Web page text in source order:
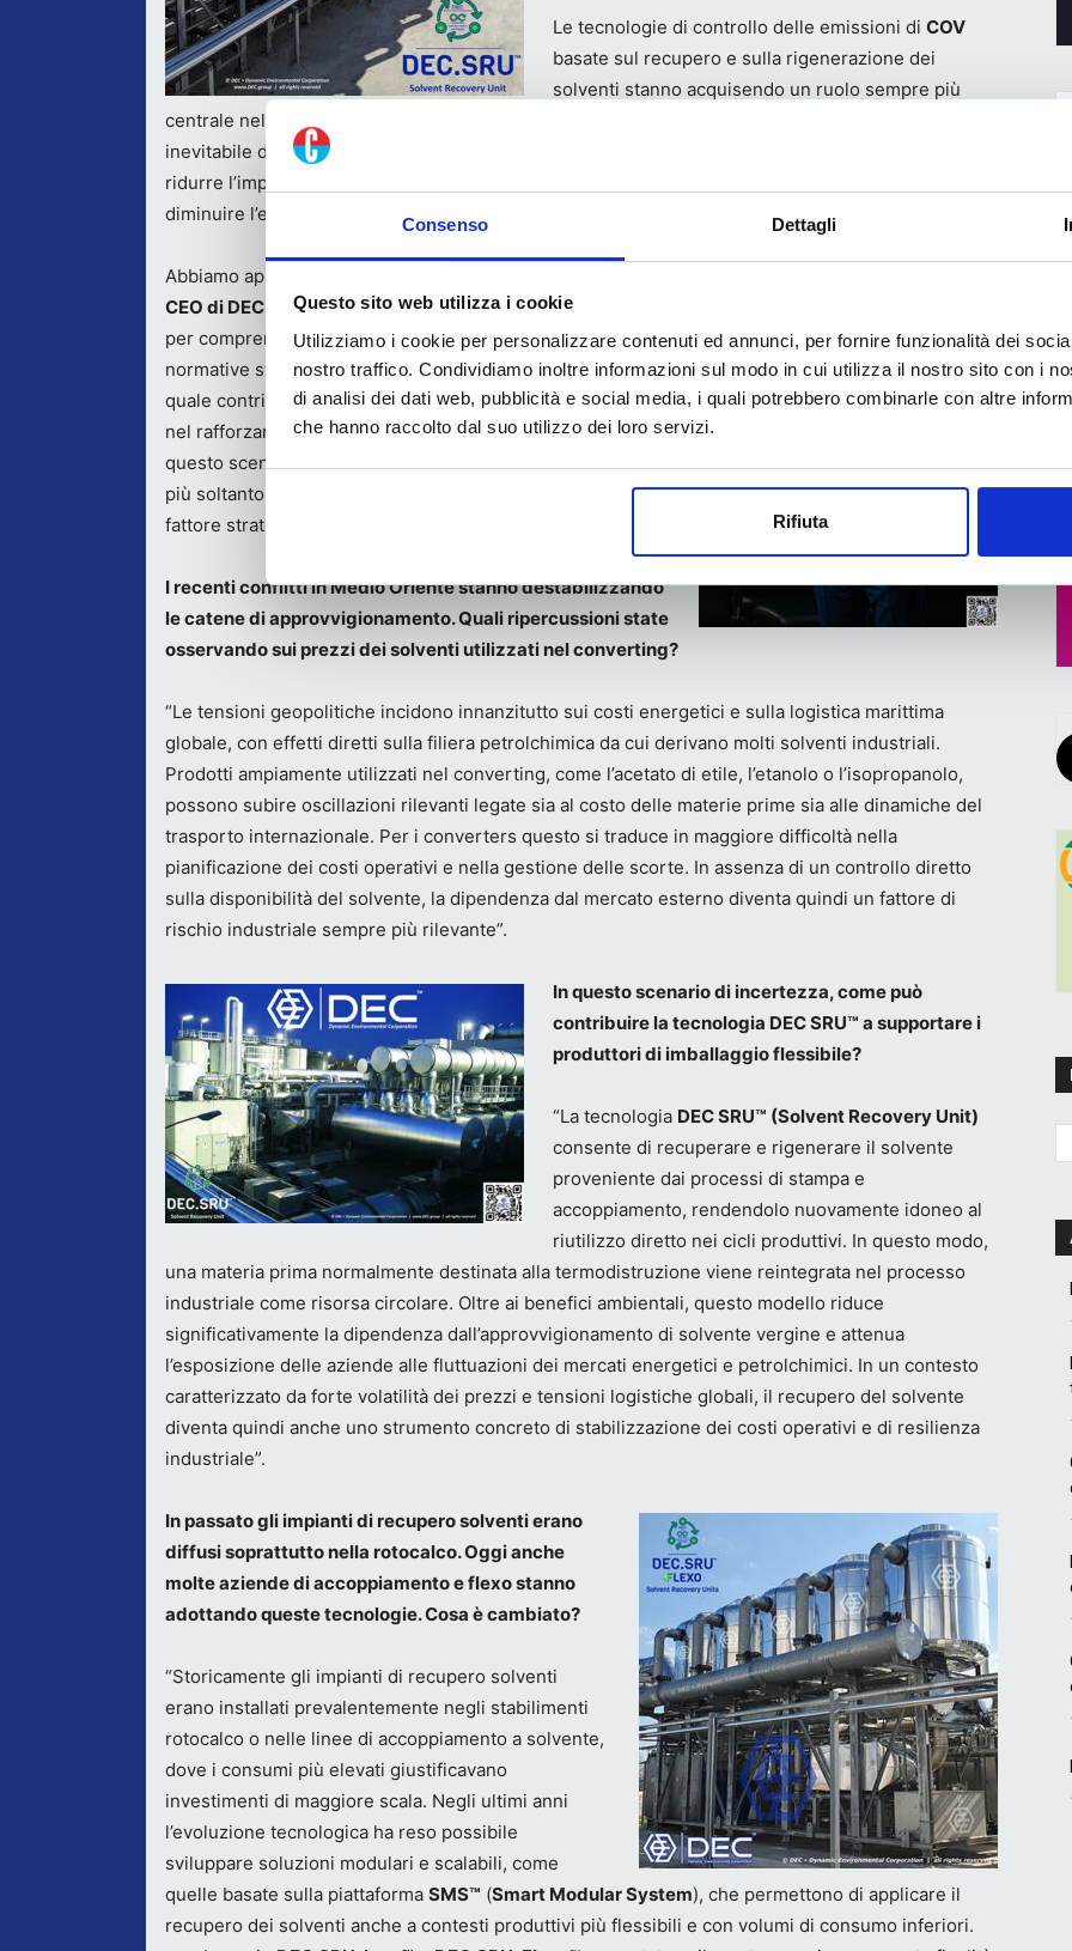
Consenso Dettagli
Questo sito web utilizza i cookie
Utilizziamo i cookie per personalizzare contenuti ed annunci, per fornire funzionalità dei
nostro traffico. Condividiamo inoltre informazioni sul modo in cui utilizza il nostro sito con i
di analisi dei dati web, pubblicità e social media, i quali potrebbero combinarle con altre
che hanno raccolto dal suo utilizzo dei loro servizi.
Rifiuta
Le tecnologie di controllo delle emissioni di COV
basate sul recupero e sulla rigenerazione dei
solventi stanno acquisendo un ruolo sempre più
centrale nelle strategie industriali dei converters più avanzati. Trasformare un consumo
inevitabile di processo in una risorsa circolare interna allo stabilimento consente infatti non solo di
ridurre l’impatto ambientale delle lavorazioni, ma anche di rafforzare l’autonomia produttiva e di
diminuire l’esposizione delle aziende alle turbolenze dei mercati energetici e delle materie prime.
Abbiamo approfondito questi temi con
CEO di DEC (Dynamic Environmental Corporation S.p.A.)
per comprendere come le attuali dinamiche geopolitiche e
normative stiano influenzando il mercato dei solventi e
quale contributo possano offrire le tecnologie di recupero
nel rafforzare competitività e sostenibilità del settore. In
questo scenario, la gestione dei solventi non rappresenta
più soltanto una questione ambientale, ma diventa un vero
fattore strategico di competitività industriale.
I recenti conflitti in Medio Oriente stanno destabilizzando
le catene di approvvigionamento. Quali ripercussioni state
osservando sui prezzi dei solventi utilizzati nel converting?
“Le tensioni geopolitiche incidono innanzitutto sui costi energetici e sulla logistica marittima
globale, con effetti diretti sulla filiera petrolchimica da cui derivano molti solventi industriali.
Prodotti ampiamente utilizzati nel converting, come l’acetato di etile, l’etanolo o l’isopropanolo,
possono subire oscillazioni rilevanti legate sia al costo delle materie prime sia alle dinamiche del
trasporto internazionale. Per i converters questo si traduce in maggiore difficoltà nella
pianificazione dei costi operativi e nella gestione delle scorte. In assenza di un controllo diretto
sulla disponibilità del solvente, la dipendenza dal mercato esterno diventa quindi un fattore di
rischio industriale sempre più rilevante”.
In questo scenario di incertezza, come può
contribuire la tecnologia DEC SRU™ a supportare i
produttori di imballaggio flessibile?
“La tecnologia DEC SRU™ (Solvent Recovery Unit)
consente di recuperare e rigenerare il solvente
proveniente dai processi di stampa e
accoppiamento, rendendolo nuovamente idoneo al
riutilizzo diretto nei cicli produttivi. In questo modo,
una materia prima normalmente destinata alla termodistruzione viene reintegrata nel processo
industriale come risorsa circolare. Oltre ai benefici ambientali, questo modello riduce
significativamente la dipendenza dall’approvvigionamento di solvente vergine e attenua
l’esposizione delle aziende alle fluttuazioni dei mercati energetici e petrolchimici. In un contesto
caratterizzato da forte volatilità dei prezzi e tensioni logistiche globali, il recupero del solvente
diventa quindi anche uno strumento concreto di stabilizzazione dei costi operativi e di resilienza
industriale”.
In passato gli impianti di recupero solventi erano
diffusi soprattutto nella rotocalco. Oggi anche
molte aziende di accoppiamento e flexo stanno
adottando queste tecnologie. Cosa è cambiato?
“Storicamente gli impianti di recupero solventi
erano installati prevalentemente negli stabilimenti
rotocalco o nelle linee di accoppiamento a solvente,
dove i consumi più elevati giustificavano
investimenti di maggiore scala. Negli ultimi anni
l’evoluzione tecnologica ha reso possibile
sviluppare soluzioni modulari e scalabili, come
quelle basate sulla piattaforma SMS™ (Smart Modular System), che permettono di applicare il
recupero dei solventi anche a contesti produttivi più flessibili e con volumi di consumo inferiori.